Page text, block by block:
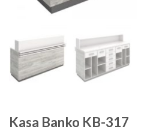
Kasa Banko KB-317